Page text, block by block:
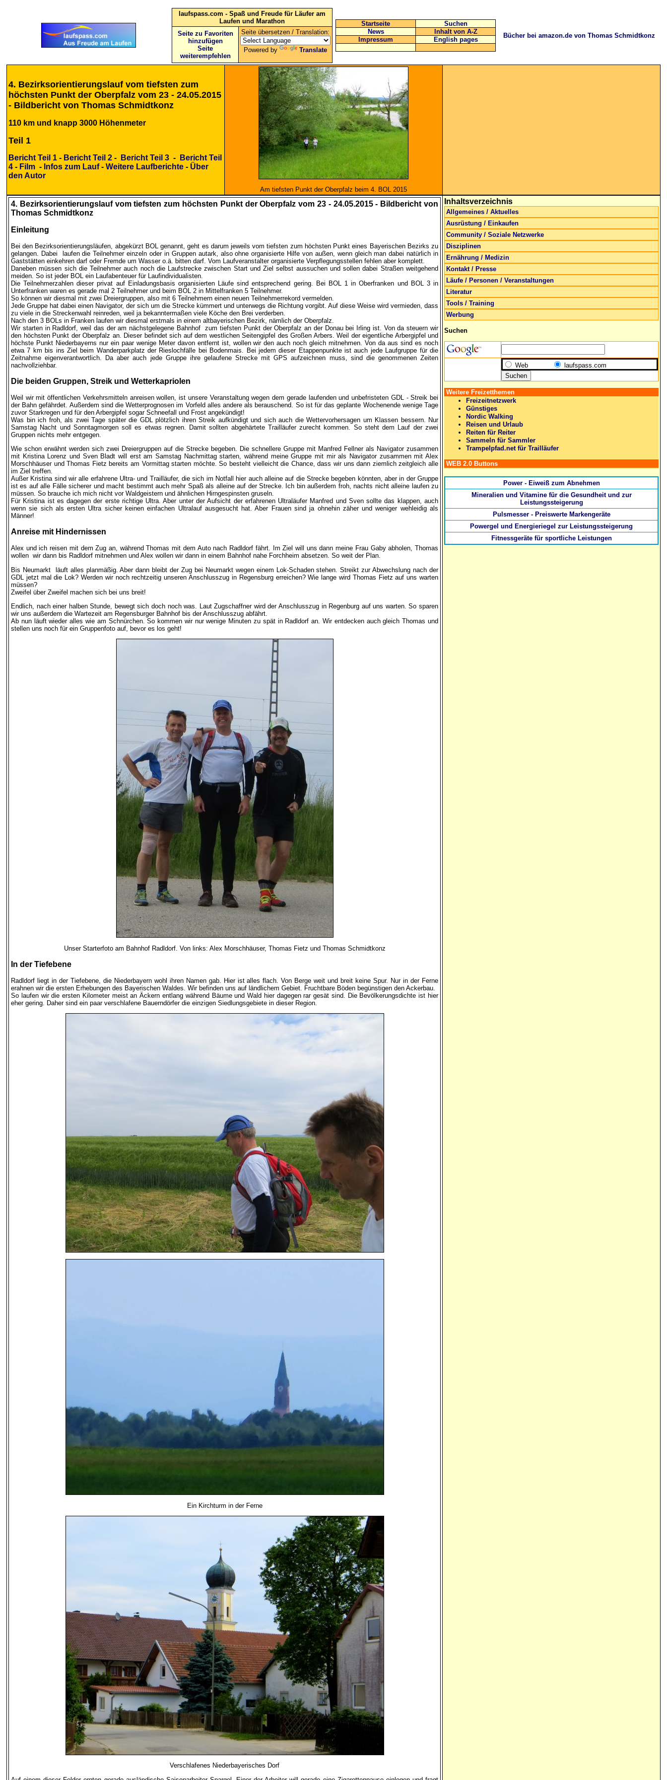
laufspass.com - Spaß und Freude für Läufer am
Laufen und Marathon
Seite zu Favoriten
hinzufügen
Seite
weiterempfehlen
Seite übersetzen / Translation:
Powered by Translate
Startseite
Suchen
News
Inhalt von A-Z
Impressum
English pages
Bücher bei amazon.de von Thomas Schmidtkonz
4. Bezirksorientierungslauf vom tiefsten zum
höchsten Punkt der Oberpfalz vom 23 - 24.05.2015
- Bildbericht von Thomas Schmidtkonz
110 km und knapp 3000 Höhenmeter
Teil 1
Bericht Teil 1 - Bericht Teil 2 - Bericht Teil 3 -
Bericht Teil
4 - Film - Infos zum Lauf- Weitere Laufberichte - Über
den Autor
Am tiefsten Punkt der Oberpfalz beim 4. BOL 2015
4. Bezirksorientierungslauf vom tiefsten zum höchsten Punkt der Oberpfalz vom 23 - 24.05.2015 - Bildbericht von
Thomas Schmidtkonz
Einleitung
Bei den Bezirksorientierungsläufen, abgekürzt BOL genannt, geht es darum jeweils vom tiefsten zum höchsten Punkt eines Bayerischen Bezirks zu
gelangen. Dabei laufen die Teilnehmer einzeln oder in Gruppen autark, also ohne organisierte Hilfe von außen, wenn gleich man dabei natürlich in
Gaststätten einkehren darf oder Fremde um Wasser o.ä. bitten darf. Vom Laufveranstalter organisierte Verpflegungsstellen fehlen aber komplett.
Daneben müssen sich die Teilnehmer auch noch die Laufstrecke zwischen Start und Ziel selbst aussuchen und sollen dabei Straßen weitgehend
meiden. So ist jeder BOL ein Laufabenteuer für Laufindividualisten.
Die Teilnehmerzahlen dieser privat auf Einladungsbasis organisierten Läufe sind entsprechend gering. Bei BOL 1 in Oberfranken und BOL 3 in
Unterfranken waren es gerade mal 2 Teilnehmer und beim BOL 2 in Mittelfranken 5 Teilnehmer.
So können wir diesmal mit zwei Dreiergruppen, also mit 6 Teilnehmern einen neuen Teilnehmerrekord vermelden.
Jede Gruppe hat dabei einen Navigator, der sich um die Strecke kümmert und unterwegs die Richtung vorgibt. Auf diese Weise wird vermieden, dass
zu viele in die Streckenwahl reinreden, weil ja bekanntermaßen viele Köche den Brei verderben.
Nach den 3 BOLs in Franken laufen wir diesmal erstmals in einem altbayerischen Bezirk, nämlich der Oberpfalz.
Wir starten in Radldorf, weil das der am nächstgelegene Bahnhof zum tiefsten Punkt der Oberpfalz an der Donau bei Irling ist. Von da steuern wir
den höchsten Punkt der Oberpfalz an. Dieser befindet sich auf dem westlichen Seitengipfel des Großen Arbers. Weil der eigentliche Arbergipfel und
höchste Punkt Niederbayerns nur ein paar wenige Meter davon entfernt ist, wollen wir den auch noch gleich mitnehmen. Von da aus sind es noch
etwa 7 km bis ins Ziel beim Wanderparkplatz der Rieslochfälle bei Bodenmais. Bei jedem dieser Etappenpunkte ist auch jede Laufgruppe für die
Zeitnahme eigenverantwortlich. Da aber auch jede Gruppe ihre gelaufene Strecke mit GPS aufzeichnen muss, sind die genommenen Zeiten
nachvollziehbar.
Die beiden Gruppen, Streik und Wetterkapriolen
Weil wir mit öffentlichen Verkehrsmitteln anreisen wollen, ist unsere Veranstaltung wegen dem gerade laufenden und unbefristeten GDL - Streik bei
der Bahn gefährdet. Außerdem sind die Wetterprognosen im Vorfeld alles andere als berauschend. So ist für das geplante Wochenende wenige Tage
zuvor Starkregen und für den Arbergipfel sogar Schneefall und Frost angekündigt!
Was bin ich froh, als zwei Tage später die GDL plötzlich ihren Streik aufkündigt und sich auch die Wettervorhersagen um Klassen bessern. Nur
Samstag Nacht und Sonntagmorgen soll es etwas regnen. Damit sollten abgehärtete Trailläufer zurecht kommen. So steht dem Lauf der zwei
Gruppen nichts mehr entgegen.
Wie schon erwähnt werden sich zwei Dreiergruppen auf die Strecke begeben. Die schnellere Gruppe mit Manfred Fellner als Navigator zusammen
mit Kristina Lorenz und Sven Bladt will erst am Samstag Nachmittag starten, während meine Gruppe mit mir als Navigator zusammen mit Alex
Morschhäuser und Thomas Fietz bereits am Vormittag starten möchte. So besteht vielleicht die Chance, dass wir uns dann ziemlich zeitgleich alle
im Ziel treffen.
Außer Kristina sind wir alle erfahrene Ultra- und Trailläufer, die sich im Notfall hier auch alleine auf die Strecke begeben könnten, aber in der Gruppe
ist es auf alle Fälle sicherer und macht bestimmt auch mehr Spaß als alleine auf der Strecke. Ich bin außerdem froh, nachts nicht alleine laufen zu
müssen. So brauche ich mich nicht vor Waldgeistern und ähnlichen Hirngespinsten gruseln.
Für Kristina ist es dagegen der erste richtige Ultra. Aber unter der Aufsicht der erfahrenen Ultraläufer Manfred und Sven sollte das klappen, auch
wenn sie sich als ersten Ultra sicher keinen einfachen Ultralauf ausgesucht hat. Aber Frauen sind ja ohnehin zäher und weniger wehleidig als
Männer!
Anreise mit Hindernissen
Alex und ich reisen mit dem Zug an, während Thomas mit dem Auto nach Radldorf fährt. Im Ziel will uns dann meine Frau Gaby abholen, Thomas
wollen wir dann bis Radldorf mitnehmen und Alex wollen wir dann in einem Bahnhof nahe Forchheim absetzen. So weit der Plan.
Bis Neumarkt läuft alles planmäßig. Aber dann bleibt der Zug bei Neumarkt wegen einem Lok-Schaden stehen. Streikt zur Abwechslung nach der
GDL jetzt mal die Lok? Werden wir noch rechtzeitig unseren Anschlusszug in Regensburg erreichen? Wie lange wird Thomas Fietz auf uns warten
müssen?
Zweifel über Zweifel machen sich bei uns breit!
Endlich, nach einer halben Stunde, bewegt sich doch noch was. Laut Zugschaffner wird der Anschlusszug in Regenburg auf uns warten. So sparen
wir uns außerdem die Wartezeit am Regensburger Bahnhof bis der Anschlusszug abfährt.
Ab nun läuft wieder alles wie am Schnürchen. So kommen wir nur wenige Minuten zu spät in Radldorf an. Wir entdecken auch gleich Thomas und
stellen uns noch für ein Gruppenfoto auf, bevor es los geht!
Unser Starterfoto am Bahnhof Radldorf. Von links: Alex Morschhäuser, Thomas Fietz und Thomas Schmidtkonz
In der Tiefebene
Radldorf liegt in der Tiefebene, die Niederbayern wohl ihren Namen gab. Hier ist alles flach. Von Berge weit und breit keine Spur. Nur in der Ferne
erahnen wir die ersten Erhebungen des Bayerischen Waldes. Wir befinden uns auf ländlichem Gebiet. Fruchtbare Böden begünstigen den Ackerbau.
So laufen wir die ersten Kilometer meist an Äckern entlang während Bäume und Wald hier dagegen rar gesät sind. Die Bevölkerungsdichte ist hier
eher gering. Daher sind ein paar verschlafene Bauerndörfer die einzigen Siedlungsgebiete in dieser Region.
Ein Kirchturm in der Ferne
Verschlafenes Niederbayerisches Dorf
Inhaltsverzeichnis
Allgemeines / Aktuelles
Ausrüstung / Einkaufen
Community / Soziale Netzwerke
Disziplinen
Ernährung / Medizin
Kontakt / Presse
Läufe / Personen / Veranstaltungen
Literatur
Tools / Training
Werbung
Suchen
Web laufspass.com
Weitere Freizetthemen
Freizeitnetzwerk
Günstiges
Nordic Walking
Reisen und Urlaub
Reiten für Reiter
Sammeln für Sammler
Trampelpfad.net für Trailläufer
WEB 2.0 Buttons
Power - Eiweiß zum Abnehmen
Mineralien und Vitamine für die Gesundheit und zur
Leistungssteigerung
Pulsmesser - Preiswerte Markengeräte
Powergel und Energieriegel zur Leistungssteigerung
Fitnessgeräte für sportliche Leistungen